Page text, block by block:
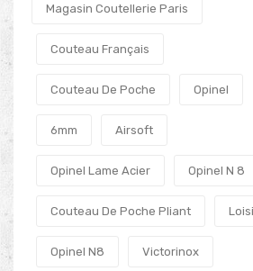
Magasin Coutellerie Paris
Couteau Français
Couteau De Poche Opinel
6mm Airsoft
Opinel Lame Acier Opinel N 8
Couteau De Poche Pliant
Opinel N8 Victorinox